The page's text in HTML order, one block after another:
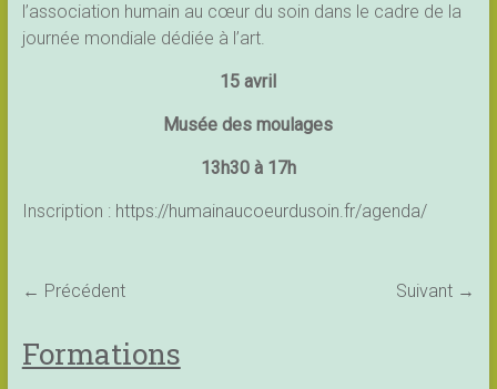
l’association humain au cœur du soin dans le cadre de la
journée mondiale dédiée à l’art.
15 avril
Musée des moulages
13h30 à 17h
Inscription : https://humainaucoeurdusoin.fr/agenda/
← Précédent Suivant →
Formations